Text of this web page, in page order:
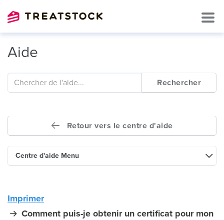
Aide
Rechercher
Retour vers le centre d'aide
Centre d'aide Menu
Imprimer
Comment puis-je obtenir un certificat pour mon